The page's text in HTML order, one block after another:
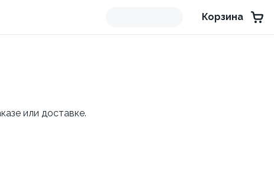
Корзина
или доставке.